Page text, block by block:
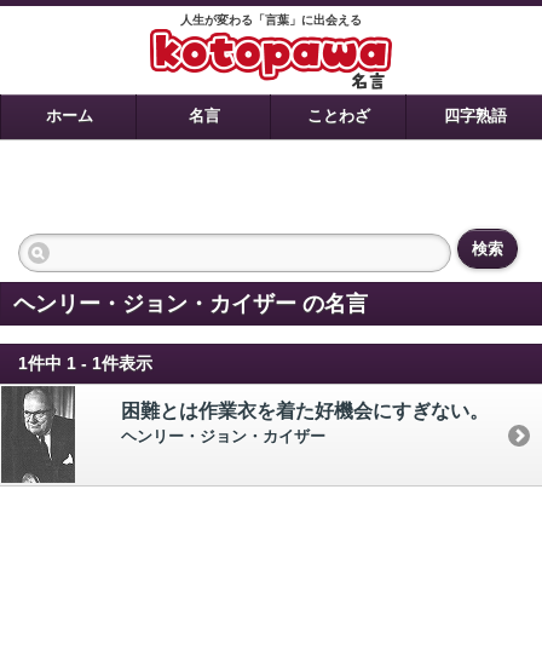
人生が変わる「言葉」に出会える
ホーム 名言 ことわざ 四字熟語
検索
ヘンリー・ジョン・カイザー の名言
1件中 1 - 1件表示
困難とは作業衣を着た好機会にすぎない。
ヘンリー・ジョン・カイザー